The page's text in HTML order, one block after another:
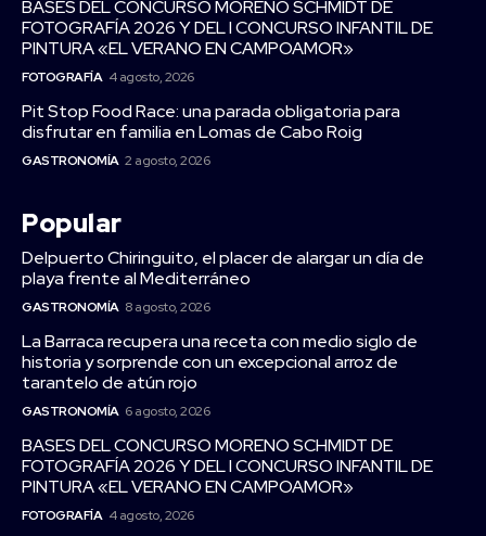
BASES DEL CONCURSO MORENO SCHMIDT DE
FOTOGRAFÍA 2026 Y DEL I CONCURSO INFANTIL DE
PINTURA «EL VERANO EN CAMPOAMOR»
FOTOGRAFÍA 4 agosto, 2026
Pit Stop Food Race: una parada obligatoria para
disfrutar en familia en Lomas de Cabo Roig
GASTRONOMÍA 2 agosto, 2026
Popular
Delpuerto Chiringuito, el placer de alargar un día de
playa frente al Mediterráneo
GASTRONOMÍA 8 agosto, 2026
La Barraca recupera una receta con medio siglo de
historia y sorprende con un excepcional arroz de
tarantelo de atún rojo
GASTRONOMÍA 6 agosto, 2026
BASES DEL CONCURSO MORENO SCHMIDT DE
FOTOGRAFÍA 2026 Y DEL I CONCURSO INFANTIL DE
PINTURA «EL VERANO EN CAMPOAMOR»
FOTOGRAFÍA 4 agosto, 2026